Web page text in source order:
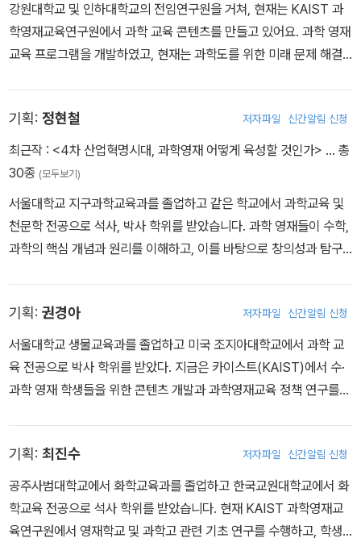
강원대학교 및 인하대학교의 전임연구원을 거쳐, 현재는 KAIST 과
학영재교육연구원에서 과학 교육 콘텐츠를 만들고 있어요. 과학 영재
교육 프로그램을 개발하였고, 현재는 과학도를 위한 미래 문제 해결
기획: 정현철 저자파일 신간알림 신청
최근작 : <4차 산업혁명시대, 과학영재 어떻게 육성할 것인가> … 총
30종 (모두보기)
서울대학교 지구과학교육과를 졸업하고 같은 학교에서 과학교육 및
천문학 전공으로 석사, 박사 학위를 받았습니다. 과학 영재들이 수학,
과학의 핵심 개념과 원리를 이해하고, 이를 바탕으로 창의성과 탐구
기획: 권경아 저자파일 신간알림 신청
서울대학교 생물교육과를 졸업하고 미국 조지아대학교에서 과학 교
육 전공으로 박사 학위를 받았다. 지금은 카이스트(KAIST)에서 수·
과학 영재 학생들을 위한 콘텐츠 개발과 과학영재교육 정책 연구를
기획: 최진수 저자파일 신간알림 신청
공주사범대학교에서 화학교육과를 졸업하고 한국교원대학교에서 화
학교육 전공으로 석사 학위를 받았습니다. 현재 KAIST 과학영재교
육연구원에서 영재학교 및 과학고 관련 기초 연구를 수행하고, 학생